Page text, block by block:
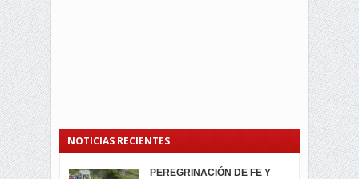
NOTICIAS RECIENTES
PEREGRINACIÓN DE FE Y
PROCESIÓN DE LA VIRGEN
SEGUNDA VUELTA